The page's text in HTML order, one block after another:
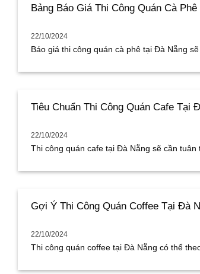
Bảng Báo Giá Thi Công Quán Cà
22/10/2024
Báo giá thi công quán cà phê tại Đà Nẵng
Tiêu Chuẩn Thi Công Quán Cafe Tại
22/10/2024
Thi công quán cafe tại Đà Nẵng sẽ cần tuân
Gợi Ý Thi Công Quán Coffee Tại Đà
22/10/2024
Thi công quán coffee tại Đà Nẵng có thể